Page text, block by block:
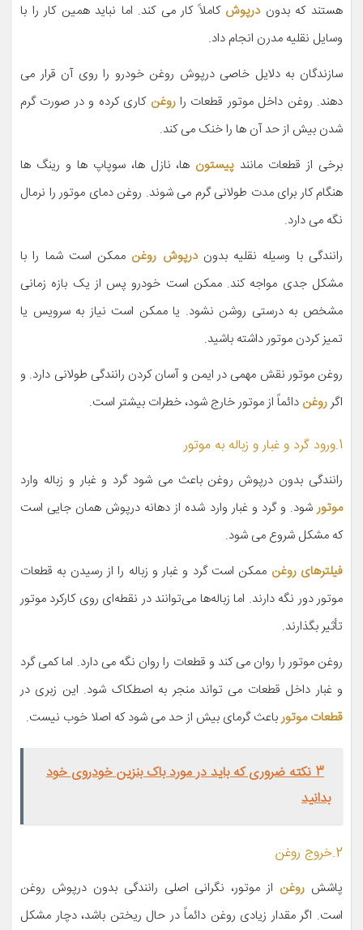
هستند که بدوندرپوش کاملاً کار می کند. اما نباید همین کار را با
وسایل نقلیه مدرن انجام داد.
سازندگان به دلایل خاصی درپوش روغن خودرو را روی آن قرار می
دهند. روغن داخل موتور قطعات راروغن کاری کرده و در صورت گرم
شدن بیش از حد آن ها را خنک می کند.
برخی از قطعات مانند پیستون ها، نازل ها، سوپاپ ها و رینگ ها
هنگام کار برای مدت طولانی گرم می شوند. روغن دمای موتور را نرمال
نگه می دارد.
رانندگی با وسیله نقلیه بدوندرپوش روغن ممکن است شما را با
مشکل جدی مواجه کند. ممکن است خودرو پس از یک بازه زمانی
مشخص به درستی روشن نشود. یا ممکن است نیاز به سرویس یا
تمیز کردن موتور داشته باشید.
روغن موتور نقش مهمی در ایمن و آسان کردن رانندگی طولانی دارد. و
اگرروغن دائماً از موتور خارج شود، خطرات بیشتر است.
1.ورود گرد و غبار و زباله به موتور
رانندگی بدون درپوش روغن باعث می شود گرد و غبار و زباله وارد
موتورشود. و گرد و غبار وارد شده از دهانه درپوش همان جایی است
که مشکل شروع می شود.
فیلترهای روغن ممکن است گرد و غبار و زباله را از رسیدن به قطعات
موتور دور نگه دارند. اما زباله‌ها می‌توانند در نقطه‌ای روی کارکرد موتور
تأثیر بگذارند.
روغن موتور را روان می کند و قطعات را روان نگه می دارد. اما کمی گرد
و غبار داخل قطعات می تواند منجر به اصطکاک شود. این زبری در
قطعات موتورباعث گرمای بیش از حد می شود که اصلا خوب نیست.
3 نکته ضروری که باید در مورد باک بنزین خودروی خود
بدانید
2.خروج روغن
پاشش روغن از موتور، نگرانی اصلی رانندگی بدون درپوش روغن
است. اگر مقدار زیادی روغن دائماً در حال ریختن باشد، دچار مشکل